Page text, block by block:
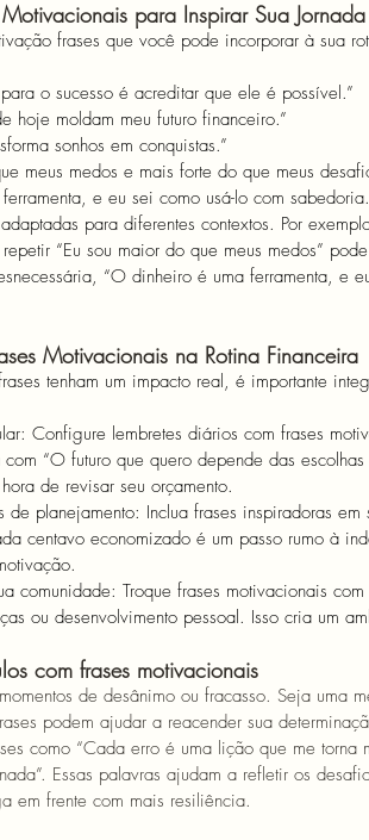
Motivacionais para Inspirar Sua Jornada
frases que você pode incorporar à sua
o sucesso é acreditar que ele é possível.”
hoje moldam meu futuro financeiro.”
sonhos em conquistas.”
meus medos e mais forte do que meus
e eu sei como usá-lo com
para diferentes contextos. Por
“Eu sou maior do que meus medos”
“O dinheiro é uma ferramenta, e
Motivacionais na Rotina Financeira
tenham um impacto real, é importante
Configure lembretes diários com frases
“O futuro que quero depende das
de revisar seu orçamento.
de planejamento: Inclua frases inspiradoras
centavo economizado é um passo rumo à
comunidade: Troque frases motivacionais
ou desenvolvimento pessoal. Isso cria um
com frases motivacionais
de desânimo ou fracasso. Seja uma
podem ajudar a reacender sua
como “Cada erro é uma lição que me torna
Essas palavras ajudam a refletir os
em frente com mais resiliência.